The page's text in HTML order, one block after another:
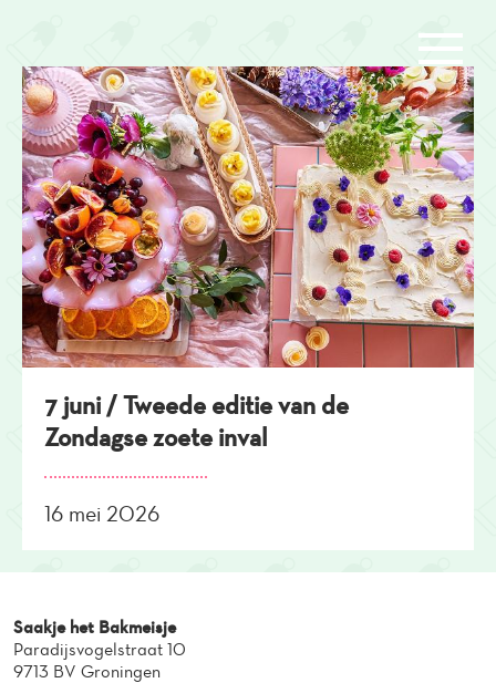
naar
de
inhoud
gaan
7 juni / Tweede editie van de
Zondagse zoete inval
16 mei 2026
Saakje het Bakmeisje
Paradijsvogelstraat 10
9713 BV Groningen